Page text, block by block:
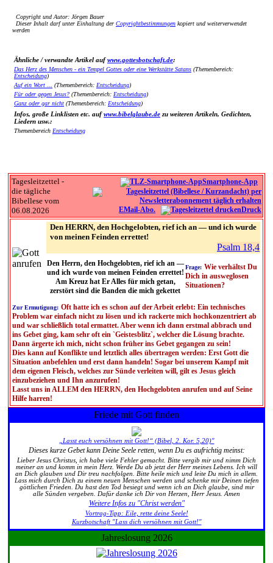
Copyright und Autor: Jörgen Bauer
Dieser Inhalt darf unter Einhaltung der Copyrightbestimmungen kopiert und weiterverwendet
werden
Ähnliche / verwandte Artikel aufwww.gottesbotschaft.de:
Das Herz des Menschen - ein Tempel Gottes oder eine Werkstätte Satans (Themenbereich:
Entscheidung)
Auf ein Wort ...
(Themenbereich: Entscheidung)
Für oder gegen Jesus? (Themenbereich: Entscheidung)
Ganz oder gar nicht (Themenbereich: Entscheidung)
Infos, große Linklisten etc. aufwww.bibelglaube.de zu weiteren Artikeln, Gedichten,
Liedern usw.:
Themenbereich Entscheidung
Tagesleitzettel -
die tägliche
Bibellese vom
06.08.2026
Smartphone-App
EMail-Abo. Druck
Den HERRN, den Hochgelobten, rief ich an — und ich wurde
von meinen Feinden errettet!
Psalm 18,4
Den Herrn, den Hochgelobten, rief ich an —
und ich wurde von meinen Feinden errettet!
Am Kreuz hat Er Alles für mich getan,
zerstört sind die Banden die mich gekettet
Frage: Wie verhältst Du
Dich in ausweglosen
Situationen?
Zur Ermutigung: Oft hatte ich es schon auf der Arbeit erlebt: Ein technisches
Problem war einfach nicht zu lösen und ich rackerte mich hochkonzentriert ab
und war schließlich total ermattet. Aber wenn ich dann erstmal abbrach und
ins Gebet ging, kam sehr oft ein `Geistesblitz`, welcher die Lösung brachte.
Dann ärgerte ich mich, nicht schon früher ins Gebet gegangen zu sein!
Dies kann auf Konflikte und letztlich alles übertragen werden: Erst Gott die
Situation anbefehlen und erst dann handeln! Sogar bei unserem Kampf mit
dem eigenen Fleisch, welches zur Sünde verleiten will, gilt es Jesus gleich
einzubeziehen und Ihn anzurufen!
Lasst uns in ALLEM den HERRN, den Hochgelobten anrufen und auf Seine
Hilfe harren!
Friede mit Gott finden
„Lasst euch versöhnen mit Gott!“ (Bibel, 2. Kor. 5,20)"
Dieses kurze Gebet kann Deine Seele retten, wenn Du es aufrichtig meinst:
Lieber Jesus Christus, ich habe viele Fehler gemacht. Bitte vergib mir und nimm Dich
meiner an und komm in mein Herz. Werde Du ab jetzt der Herr meines Lebens. Ich will
an Dich glauben und Dir treu nachfolgen. Bitte heile mich und leite Du mich in allem.
Lass mich durch Dich zu einem neuen Menschen werden und schenke mir Deinen tiefen
göttlichen Frieden. Du hast den Tod besiegt und wenn ich an Dich glaube, sind mir
alle Sünden vergeben. Dafür danke ich Dir von Herzen, Herr Jesus. Amen
Weitere Infos zu "Christ werden"
Vortrag-Tipp: Eile, rette deine Seele!
Kurzbotschaft "Lass dich versöhnen mit Gott!"
Jahreslosung 2026